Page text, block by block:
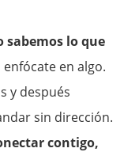
sabemos lo que
en algo.
y después
sin dirección.
contigo,